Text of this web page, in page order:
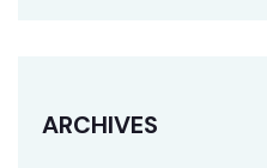
ARCHIVES